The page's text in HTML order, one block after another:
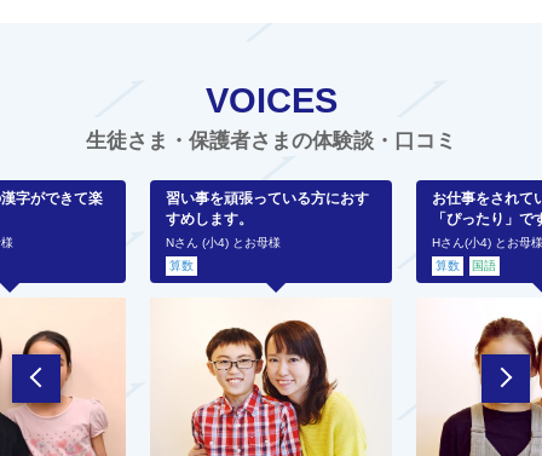
VOICES
生徒さま・保護者さまの体験談・口コミ
字ができて楽
習い事を頑張っている方におす
すめします。
Nさん (小4) とお母様
算数
お仕事をされて
「ぴったり」で
Hさん(小4) とお母
算数
国語